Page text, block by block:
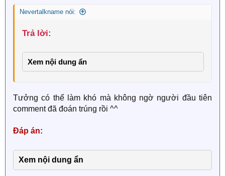
s
Nevertalkname nói:
Trả lời:​
Xem nội dung ẩn
Tưởng có thể làm khó mà không ngờ người đầu tiên
comment đã đoán trúng rồi ^^
Đáp án:
Xem nội dung ẩn